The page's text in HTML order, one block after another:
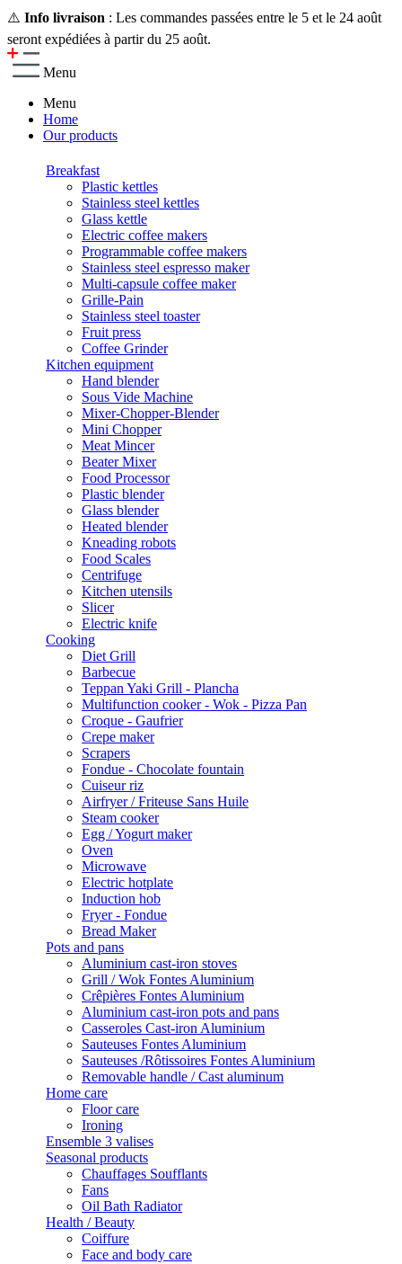
⚠️ Info livraison : Les commandes passées entre le 5 et le 24 août
seront expédiées à partir du 25 août.
Menu
Menu
Home
Our products
Breakfast
Plastic kettles
Stainless steel kettles
Glass kettle
Electric coffee makers
Programmable coffee makers
Stainless steel espresso maker
Multi-capsule coffee maker
Grille-Pain
Stainless steel toaster
Fruit press
Coffee Grinder
Kitchen equipment
Hand blender
Sous Vide Machine
Mixer-Chopper-Blender
Mini Chopper
Meat Mincer
Beater Mixer
Food Processor
Plastic blender
Glass blender
Heated blender
Kneading robots
Food Scales
Centrifuge
Kitchen utensils
Slicer
Electric knife
Cooking
Diet Grill
Barbecue
Teppan Yaki Grill - Plancha
Multifunction cooker - Wok - Pizza Pan
Croque - Gaufrier
Crepe maker
Scrapers
Fondue - Chocolate fountain
Cuiseur riz
Airfryer / Friteuse Sans Huile
Steam cooker
Egg / Yogurt maker
Oven
Microwave
Electric hotplate
Induction hob
Fryer - Fondue
Bread Maker
Pots and pans
Aluminium cast-iron stoves
Grill / Wok Fontes Aluminium
Crêpières Fontes Aluminium
Aluminium cast-iron pots and pans
Casseroles Cast-iron Aluminium
Sauteuses Fontes Aluminium
Sauteuses /Rôtissoires Fontes Aluminium
Removable handle / Cast aluminum
Home care
Floor care
Ironing
Ensemble 3 valises
Seasonal products
Chauffages Soufflants
Fans
Oil Bath Radiator
Health / Beauty
Coiffure
Face and body care